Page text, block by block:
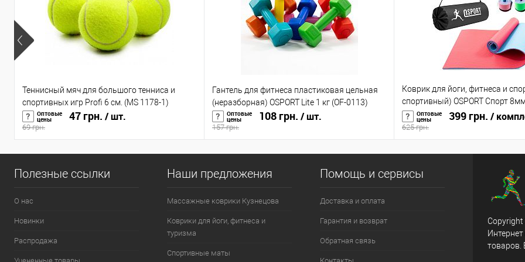
Теннисный мяч для большого тенниса и
спортивных игр Profi 6 см. (MS 1178-1)
Оптовые
цены 47 грн. / шт.
69 грн.
Гантель для фитнеса пластиковая цельная
(неразборная) OSPORT Lite 1 кг (OF-0113)
Оптовые
цены 108 грн. / шт.
157 грн.
Коврик для йоги, фитнеса и
спортивный) OSPORT Спорт
0008)Оптовые
цены 399 грн. /
625 грн.
Полезные ссылки
О нас
Новинки
Распродажа
Наши предложения
Массажные коврики Кузнецова
Коврики для йоги, фитнеса и
туризма
Спортивные маты
Помощь и сервисы
Доставка и оплата
Гарантия и возврат
Обратная связь
Copyright
товаров.